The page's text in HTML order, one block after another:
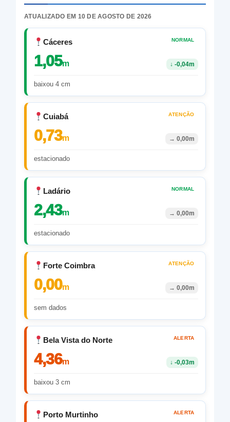
ATUALIZADO EM 10 DE AGOSTO DE 2026
Cáceres NORMAL
1,05m ↓ -0,04m
baixou 4 cm
Cuiabá ATENÇÃO
0,73m → 0,00m
estacionado
Ladário NORMAL
2,43m → 0,00m
estacionado
Forte Coimbra ATENÇÃO
0,00m → 0,00m
sem dados
Bela Vista do Norte ALERTA
4,36m ↓ -0,03m
baixou 3 cm
Porto Murtinho ALERTA